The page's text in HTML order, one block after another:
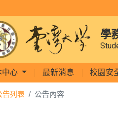
學
中心 最新消息 校園安
告列表 公告內容